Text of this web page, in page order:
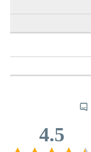
4.5